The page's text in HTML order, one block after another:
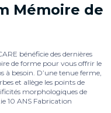
Mémoire de
bénéficie des dernières
de forme pour vous offrir le
besoin. D’une tenue ferme,
et allège les points de
morphologiques de
10 ANS Fabrication